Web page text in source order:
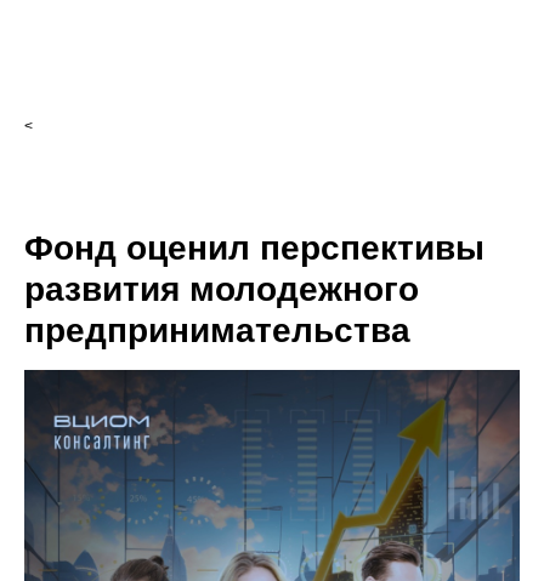
<
Фонд оценил перспективы
развития молодежного
предпринимательства